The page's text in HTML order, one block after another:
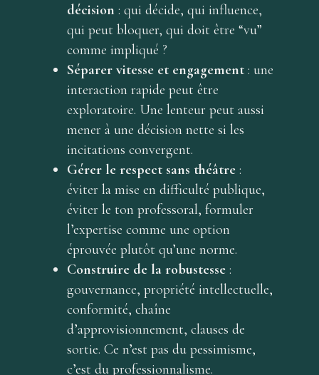
décision : qui décide, qui influence,
qui peut bloquer, qui doit être “vu”
comme impliqué ?
Séparer vitesse et engagement : une
interaction rapide peut être
exploratoire. Une lenteur peut aussi
mener à une décision nette si les
incitations convergent.
Gérer le respect sans théâtre :
éviter la mise en difficulté publique,
éviter le ton professoral, formuler
l’expertise comme une option
éprouvée plutôt qu’une norme.
Construire de la robustesse :
gouvernance, propriété intellectuelle,
conformité, chaîne
d’approvisionnement, clauses de
sortie. Ce n’est pas du pessimisme,
c’est du professionnalisme.